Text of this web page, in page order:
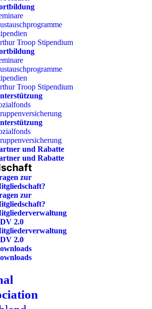
Troop Stipendium
Troop Stipendium
und Rabatte
und Rabatte
zur
zur
2.0
2.0